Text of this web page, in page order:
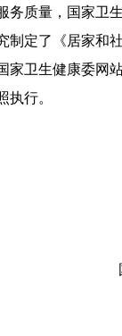
务质量，国家卫
制定了《居家和
家卫生健康委网
执行。